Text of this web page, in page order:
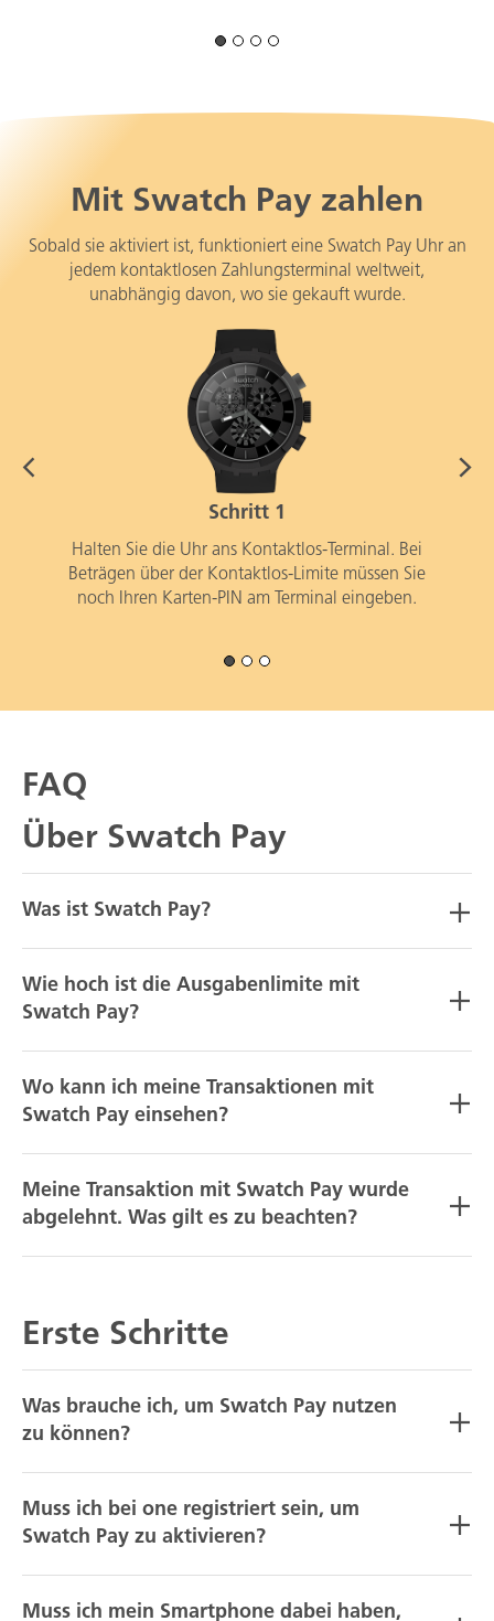
Mit Swatch Pay zahlen
Sobald sie aktiviert ist, funktioniert eine Swatch Pay Uhr an
jedem kontaktlosen Zahlungsterminal weltweit,
unabhängig davon, wo sie gekauft wurde.
Schritt 1
Halten Sie die Uhr ans Kontaktlos-Terminal. Bei
Beträgen über der Kontaktlos-Limite müssen Sie
noch Ihren Karten-PIN am Terminal eingeben.
FAQ
Über Swatch Pay
Was ist Swatch Pay?
Wie hoch ist die Ausgabenlimite mit
Swatch Pay?
Wo kann ich meine Transaktionen mit
Swatch Pay einsehen?
Meine Transaktion mit Swatch Pay wurde
abgelehnt. Was gilt es zu beachten?
Erste Schritte
Was brauche ich, um Swatch Pay nutzen
zu können?
Muss ich bei one registriert sein, um
Swatch Pay zu aktivieren?
Muss ich mein Smartphone dabei haben,